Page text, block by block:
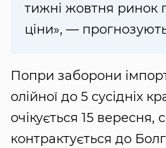
тижні жовтня ринок
ціни», —
Попри заборони
олійної до 5 сусідніх
очікується 15
контрактується до